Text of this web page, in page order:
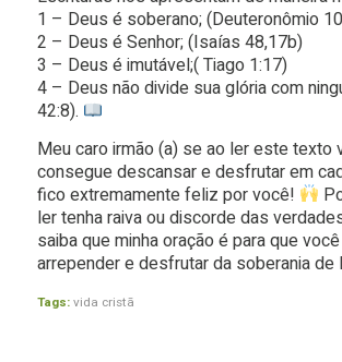
1 – Deus é soberano; (Deuteronômio
2 – Deus é Senhor; (Isaías 48,17b)
3 – Deus é imutável;( Tiago 1:17)
4 – Deus não divide sua glória com
42:8).
Meu caro irmão (a) se ao ler este texto
consegue descansar e desfrutar em
fico extremamente feliz por você!
ler tenha raiva ou discorde das
saiba que minha oração é para que
arrepender e desfrutar da soberania de
Tags: vida cristã